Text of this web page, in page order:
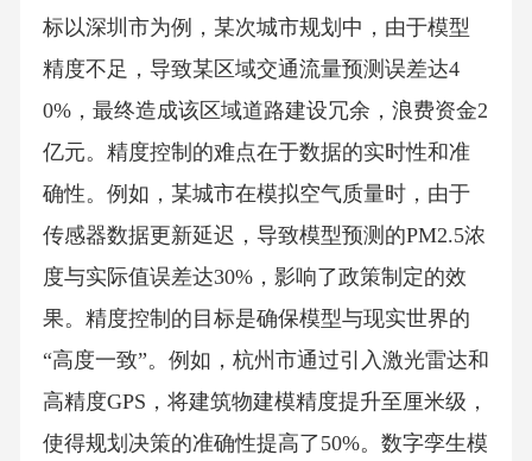
标以深圳市为例，某次城市规划中，由于模型
精度不足，导致某区域交通流量预测误差达4
0%，最终造成该区域道路建设冗余，浪费资金2
亿元。精度控制的难点在于数据的实时性和准
确性。例如，某城市在模拟空气质量时，由于
传感器数据更新延迟，导致模型预测的PM2.5浓
度与实际值误差达30%，影响了政策制定的效
果。精度控制的目标是确保模型与现实世界的
“高度一致”。例如，杭州市通过引入激光雷达和
高精度GPS，将建筑物建模精度提升至厘米级，
使得规划决策的准确性提高了50%。数字孪生模